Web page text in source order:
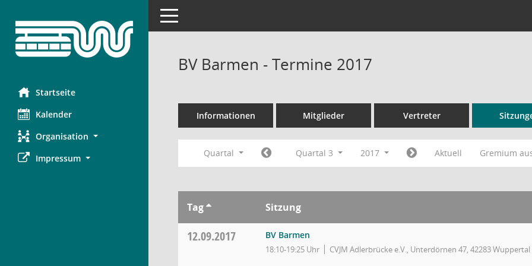
Startseite
Kalender
Organisation
Impressum
Toggle navigation
BV Barmen - Termine 2017
Informationen Mitglieder Vertreter
Quartal Quartal 3 2017 Aktuell Gremium
Tag Sitzung
12.09.2017 BV Barmen
18:10-19:25 Uhr CVJM Adlerbrücke e.V., Unterdörnen 47, 42283 Wuppertal